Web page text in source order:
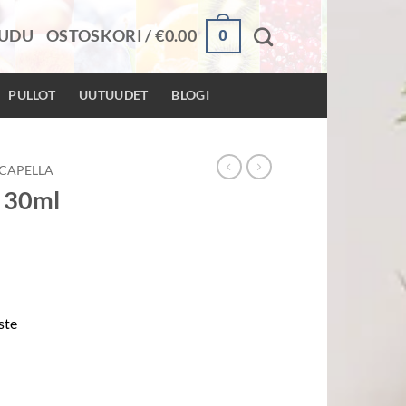
OSTOSKORI /€0.00 0
PULLOT UUTUUDET BLOGI
30ml